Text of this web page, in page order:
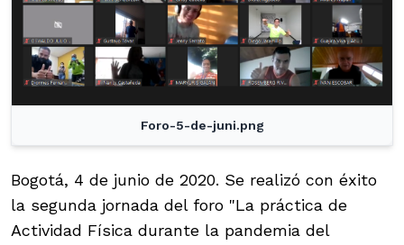
Foro-5-de-juni.png
Bogotá, 4 de junio de 2020. Se realizó con éxito
la segunda jornada del foro "La práctica de
Actividad Física durante la pandemia del